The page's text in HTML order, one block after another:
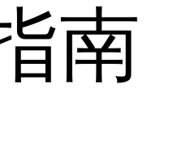
南